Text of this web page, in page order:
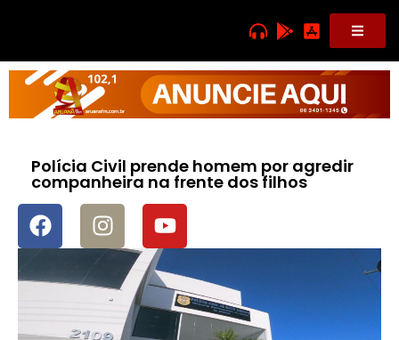
Polícia Civil prende homem por agredir
companheira na frente dos filhos